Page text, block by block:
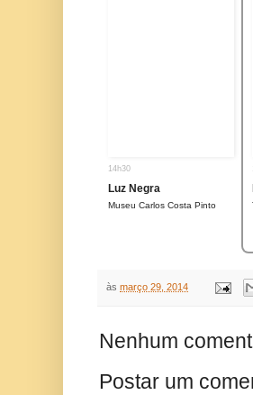
14h30
Luz Negra
Museu Carlos Costa Pinto
às março 29, 2014
Nenhum
Postar um